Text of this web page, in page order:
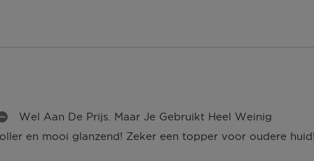
jouw bestelling te
winkel bij jou in de
wel je
en mooi glanzend! Zeker een topper voor oudere huid!
Wel Aan De Prijs. Maar Je Gebruikt Heel Weinig